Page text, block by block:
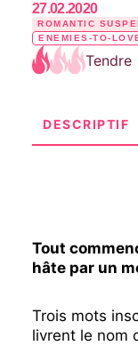
27.02.2020
ROMANTIC
ENEMIES-TO-
Tendre
DESCRIPTIF
Tout
hâte par un
Trois mots
livrent le nom